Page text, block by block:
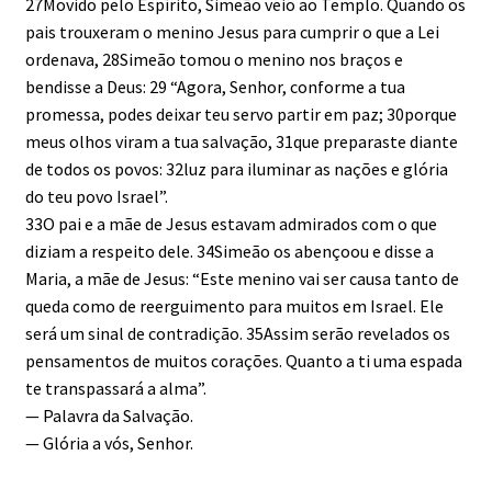
27Movido pelo Espírito, Simeão veio ao Templo. Quando os
pais trouxeram o menino Jesus para cumprir o que a Lei
ordenava, 28Simeão tomou o menino nos braços e
bendisse a Deus: 29 “Agora, Senhor, conforme a tua
promessa, podes deixar teu servo partir em paz; 30porque
meus olhos viram a tua salvação, 31que preparaste diante
de todos os povos: 32luz para iluminar as nações e glória
do teu povo Israel”.
33O pai e a mãe de Jesus estavam admirados com o que
diziam a respeito dele. 34Simeão os abençoou e disse a
Maria, a mãe de Jesus: “Este menino vai ser causa tanto de
queda como de reerguimento para muitos em Israel. Ele
será um sinal de contradição. 35Assim serão revelados os
pensamentos de muitos corações. Quanto a ti uma espada
te transpassará a alma”.
— Palavra da Salvação.
— Glória a vós, Senhor.